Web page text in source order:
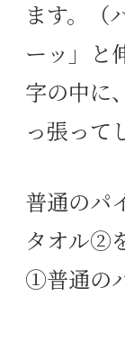
ます。（
ーッ」と
字の中に、
っ張って
普通のパ
タオル②
①普通の